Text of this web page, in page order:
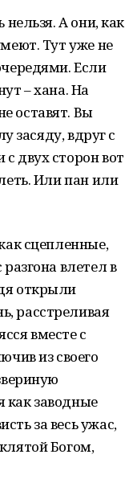
нельзя. А они, как
Тут уже не
Если
– хана. На
оставят. Вы
засяду, вдруг с
двух сторон вот
Или пан или
сцепленные,
влетел в
открыли
расстреливая
вместе с
из своего
как заводные
за весь ужас,
Богом,